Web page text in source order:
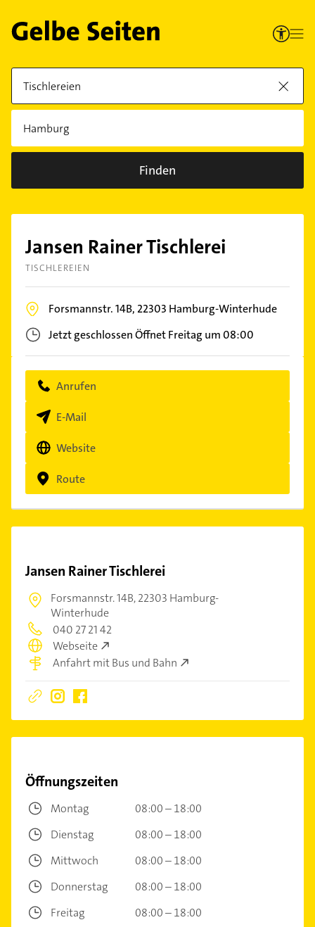
Finden
Jansen Rainer Tischlerei
TISCHLEREIEN
Forsmannstr. 14B, 22303 Hamburg-Winterhude
Jetzt geschlossenÖffnet Freitag um 08:00
Anrufen
E-Mail
Website
Route
Jansen Rainer Tischlerei
Forsmannstr. 14B,22303 Hamburg-
Winterhude
040 27 21 42
Webseite
Anfahrt mit Bus und Bahn
Öffnungszeiten
Montag
08:00 – 18:00
Dienstag
08:00 – 18:00
Mittwoch
08:00 – 18:00
Donnerstag
08:00 – 18:00
Freitag
08:00 – 18:00